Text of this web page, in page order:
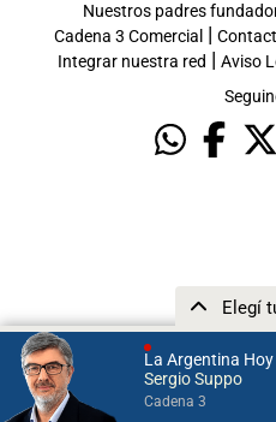
La Argentina Hoy
Sergio Suppo
Cadena 3
Elegí
Nuestros padres
Cadena 3 Comercial |
Integrar nuestra red | Aviso